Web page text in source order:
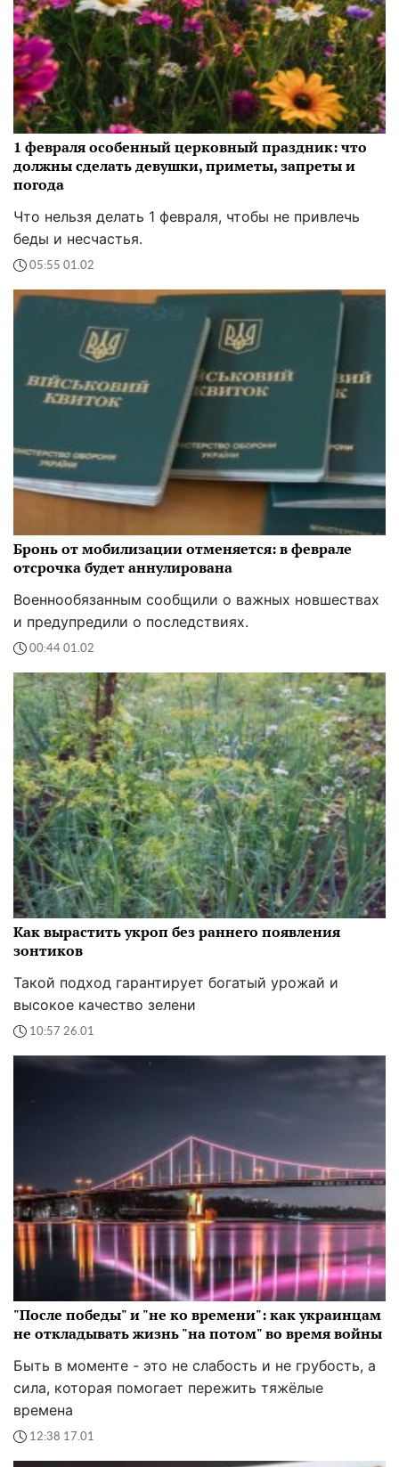
1 февраля особенный церковный праздник: что
должны сделать девушки, приметы, запреты и
погода
Что нельзя делать 1 февраля, чтобы не привлечь
беды и несчастья.
05:55 01.02
Бронь от мобилизации отменяется: в феврале
отсрочка будет аннулирована
Военнообязанным сообщили о важных новшествах
и предупредили о последствиях.
00:44 01.02
Как вырастить укроп без раннего появления
зонтиков
Такой подход гарантирует богатый урожай и
высокое качество зелени
10:57 26.01
"После победы" и "не ко времени": как украинцам
не откладывать жизнь "на потом" во время войны
Быть в моменте - это не слабость и не грубость, а
сила, которая помогает пережить тяжёлые
времена
12:38 17.01